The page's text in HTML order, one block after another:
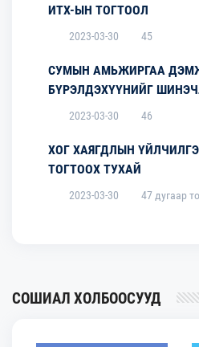
ИТХ-ЫН ТОГТООЛ
2023-03-30 45
СУМЫН АМЬЖИРГАА
БҮРЭЛДЭХҮҮНИЙГ
2023-03-30 46
ХОГ ХАЯГДЛЫН
ТОГТООХ ТУХАЙ
2023-03-30 47 дугаар
СОШИАЛ ХОЛБООСУУД